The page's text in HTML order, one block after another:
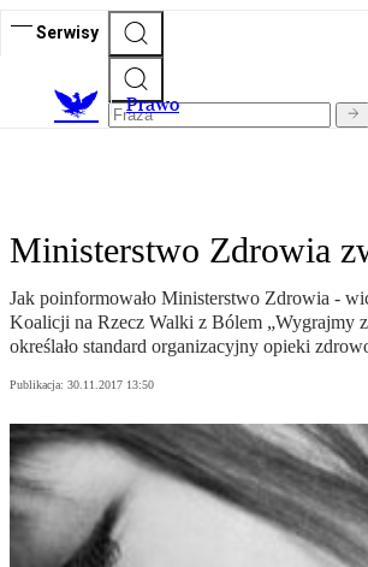
Serwisy
Prawo
Ministerstwo Zdrowia
Jak poinformowało Ministerstwo Zdrowia -
Koalicji na Rzecz Walki z Bólem „Wygrajmy
określało standard organizacyjny opieki
Publikacja: 30.11.2017 13:50